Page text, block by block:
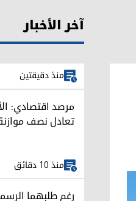
آخر الأخبار
منذ دقيقتين
مرصد اقتصادي:
تعادل نصف
منذ 10 دقائق
رغم طلبهما